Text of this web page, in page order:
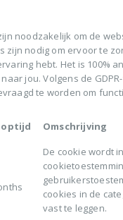
noodzakelijk om de
zijn nodig om ervoor te
hebt. Het is 100%
jou. Volgens de
te worden om
Omschrijving
De cookie wordt
cookies in de
vast te leggen.